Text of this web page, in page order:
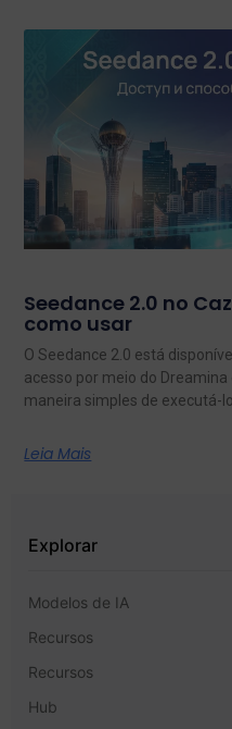
Seedance 2.0 no
como usar
O Seedance 2.0 está
acesso por meio do
maneira simples de executá-
Leia Mais
Explorar
Modelos de IA
Recursos
Recursos
Hub